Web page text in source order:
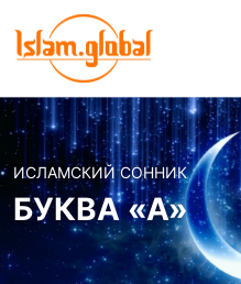
ИСЛАМСКИЙ СОННИК
БУКВА «А»